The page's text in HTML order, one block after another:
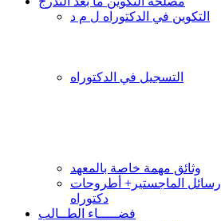
التكوين في الدكتوراه ل م د
التسجيل في الدكتوراه
وثائق مهمة خاصة بالمعهد
رسائل الماجستير+ أطروحات
دكتوراه
فضـــــاء الطــالب